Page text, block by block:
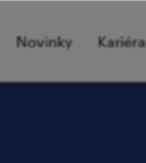
Novinky Kariéra